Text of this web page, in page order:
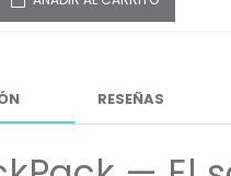
RESEÑAS